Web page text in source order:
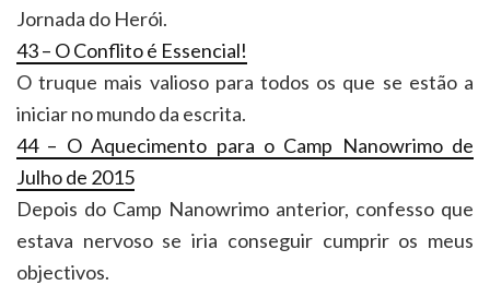
Jornada do Herói.
43 – O Conflito é Essencial!
O truque mais valioso para todos os que se estão a
iniciar no mundo da escrita.
44 – O Aquecimento para o Camp Nanowrimo de
Julho de 2015
Depois do Camp Nanowrimo anterior, confesso que
estava nervoso se iria conseguir cumprir os meus
objectivos.